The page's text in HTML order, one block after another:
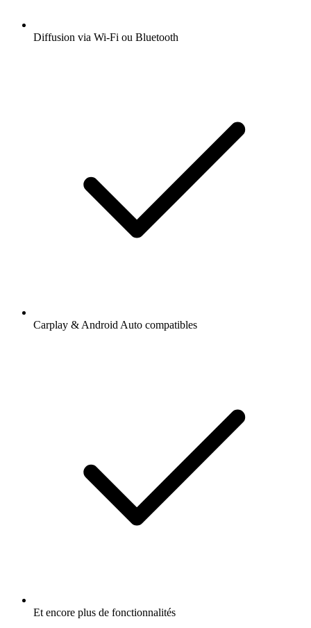
Diffusion via Wi-Fi ou Bluetooth
Carplay & Android Auto compatibles
Et encore plus de fonctionnalités